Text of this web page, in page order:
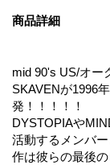
商品詳細
mid 90's US/オー
SKAVENが1996
発！！！！！
DYSTOPIAや
活動するメンバ
作は彼らの最後